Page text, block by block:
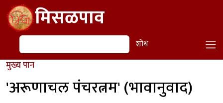
Skip to main contentमिसळपाव
शोध शोध
मुख्य पान
'अरूणाचल पंचरत्नम' (भावानुवाद)